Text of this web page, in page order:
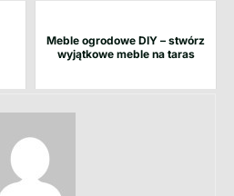
Meble ogrodowe DIY – stwórz
wyjątkowe meble na taras